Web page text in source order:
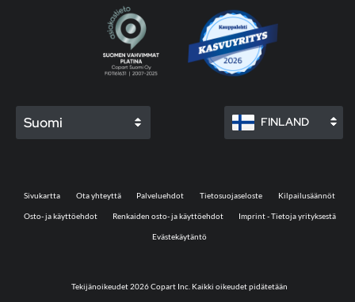
Suomi FINLAND
Tekijänoikeudet 2026 Copart Inc. Kaikki oikeudet pidätetään
Sivukartta Ota yhteyttä Palveluehdot Tietosuojaseloste Kilpailusäännöt
Osto- ja käyttöehdot Renkaiden osto- ja käyttöehdot Imprint - Tietoja yrityksestä
Evästekäytäntö